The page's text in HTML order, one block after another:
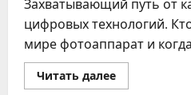
Захватывающий путь от
цифровых технологий.
мире фотоаппарат и
Читать далееПрочитать
больше